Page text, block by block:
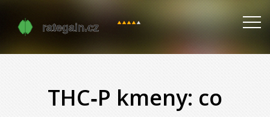
THC‑P kmeny: co